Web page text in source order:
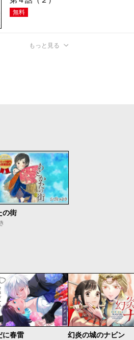
無料
もっと見る
の街
に春雷 幻炎の城のナビン